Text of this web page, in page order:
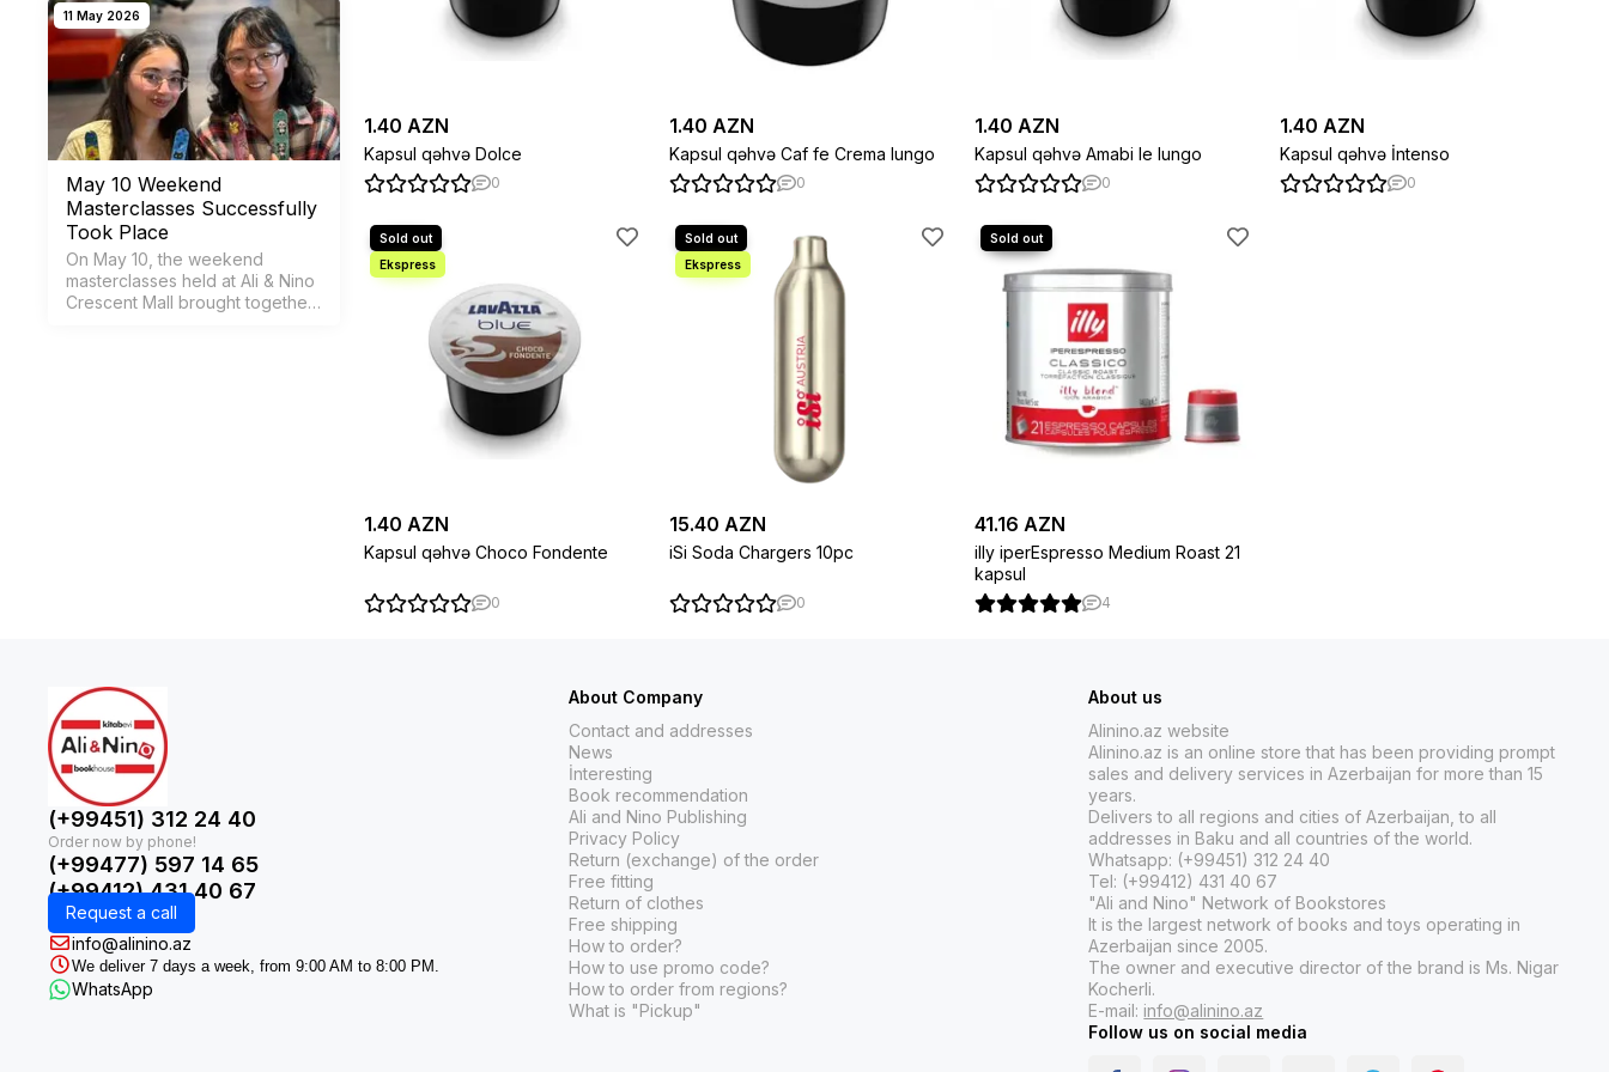
1.40 AZN
Kapsul qəhvə Dolce
0
1.40 AZN
Kapsul qəhvə Caf fe Crema lungo
0
1.40 AZN
Kapsul qəhvə Amabi le lungo
0
1.40 AZN
Kapsul qəhvə İntenso
0
1.40 AZN
Kapsul qəhvə Choco Fondente
0
15.40 AZN
iSi Soda Chargers 10pc
0
41.16 AZN
illy iperEspresso Medium Roast 21
kapsul
4
with books. The 15 books we
selected for June will take you
from Cairo to Tehran, fr…
11 May 2026
May 10 Weekend
Masterclasses Successfully
Took Place
On May 10, the weekend
masterclasses held at Ali & Nino
Crescent Mall brought together
(+99451) 312 24 40
(+99477) 597 14 65
(+99412) 431 40 67
Request a call
info@alinino.az
We deliver 7 days a week, from 9:00 AM to 8:00 PM.
WhatsApp
About Company
Contact and addresses
News
İnteresting
Book recommendation
Ali and Nino Publishing
Privacy Policy
Return (exchange) of the order
Free fitting
Return of clothes
Free shipping
How to order?
How to use promo code?
How to order from regions?
What is "Pickup"
About us
Alinino.az website
Alinino.az is an online store that has been providing prompt
sales and delivery services in Azerbaijan for more than 15
years.
Delivers to all regions and cities of Azerbaijan, to all
addresses in Baku and all countries of the world.
Whatsapp: (+99451) 312 24 40
Tel: (+99412) 431 40 67
"Ali and Nino" Network of Bookstores
It is the largest network of books and toys operating in
Azerbaijan since 2005.
The owner and executive director of the brand is Ms. Nigar
Kocherli.
E-mail: info@alinino.az
Follow us on social media